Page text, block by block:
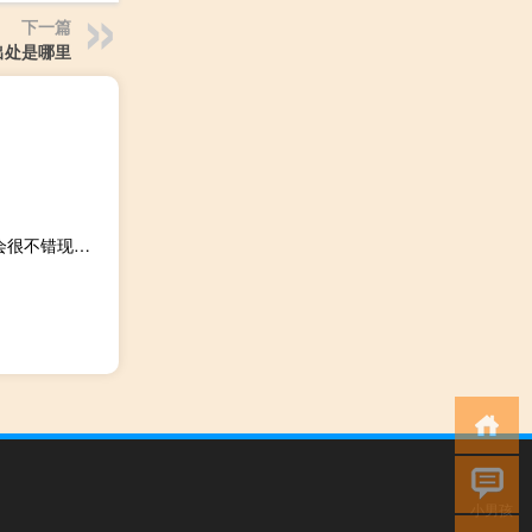
下一篇
处是哪里
东契奇和欧文共同出战球队4胜0负 东契奇本以为球队排名会很不错现在确实意料之外
小男孩